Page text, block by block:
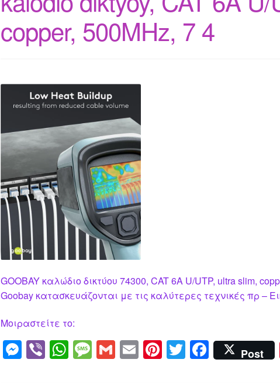
copper, 500MHz, 7 4
GOOBAY καλώδιο δικτύου 74300, CAT 6A U/UTP, ultra slim,
Goobay κατασκευάζονται με τις καλύτερες τεχνικές πρ –
Μοιραστείτε το:
M
e
Vi
b
W
h
M
e
G
m
E
m
Pi
nt
T
wi
F
a
Post